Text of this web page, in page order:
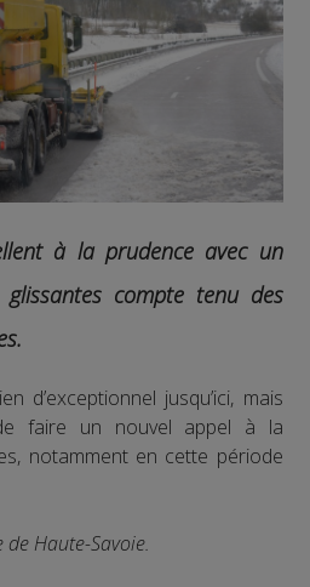
à la prudence avec un
compte tenu des
d’exceptionnel jusqu’ici, mais
faire un nouvel appel à la
notamment en cette période
Haute-Savoie.